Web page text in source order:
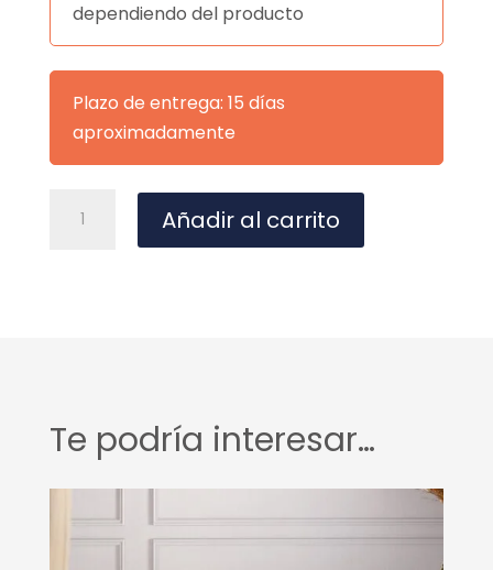
dependiendo del producto
Plazo de entrega: 15 días
aproximadamente
MAXIME
Añadir al carrito
i
Te podría interesar…